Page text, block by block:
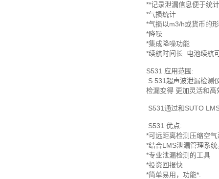
**记录泄漏信息便于统
*气损统计
*气损以m3/h或货币的
*降噪
*集成降噪功能
*续航时间长 电池续航
S531 应用范围:
S 531超声波泄漏检测
检漏变得 更加灵活和高
S531通过和SUTO
S531 优点:
*可远距离检测压缩空气
*结合LMS泄漏管理系
*专业泄漏检测的工具
*投资回报快
*简单易用，功能*.